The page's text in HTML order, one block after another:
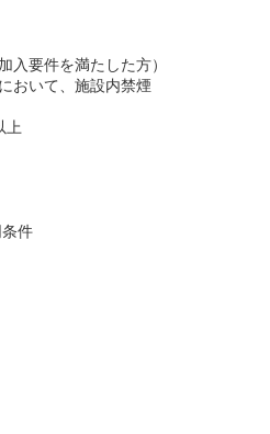
入要件を満たした方）
おいて、施設内禁煙
上
件